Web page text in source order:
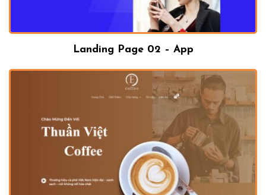
Landing Page 02 – App